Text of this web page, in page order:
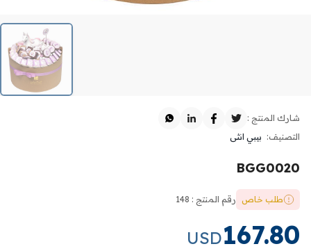
التصنيف: بيبي انثى
شارك المنتج :
BGG0020
طلب خاص رقم المنتج : 148
167.80
USD